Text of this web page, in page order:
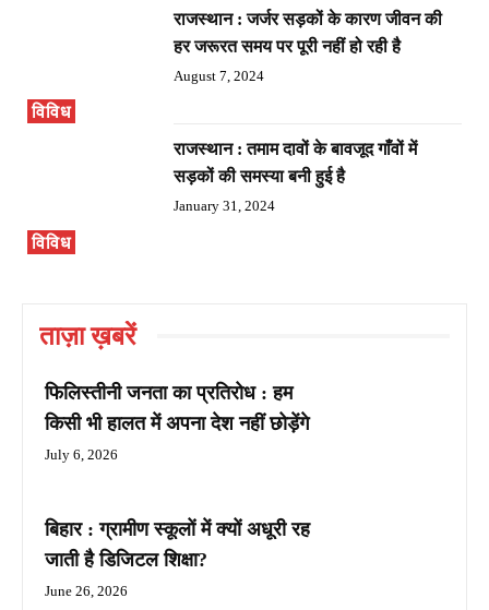
विविध
राजस्थान : जर्जर सड़कों के कारण जीवन की
हर जरूरत समय पर पूरी नहीं हो रही है
August 7, 2024
विविध
राजस्थान : तमाम दावों के बावजूद गाँवों में
सड़कों की समस्या बनी हुई है
January 31, 2024
ताज़ा ख़बरें
फिलिस्तीनी जनता का प्रतिरोध : हम
किसी भी हालत में अपना देश नहीं छोड़ेंगे
July 6, 2026
बिहार : ग्रामीण स्कूलों में क्यों अधूरी रह
जाती है डिजिटल शिक्षा?
June 26, 2026